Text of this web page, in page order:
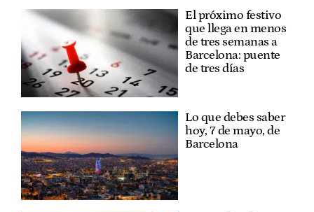
El próximo festivo
que llega en menos
de tres semanas a
Barcelona: puente
de tres días
Lo que debes saber
hoy, 7 de mayo, de
Barcelona